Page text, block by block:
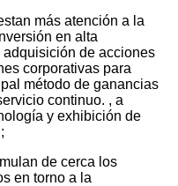
más atención a la
en alta
de acciones
corporativas para
método de ganancias
continuo. , a
y exhibición de
de cerca los
en torno a la